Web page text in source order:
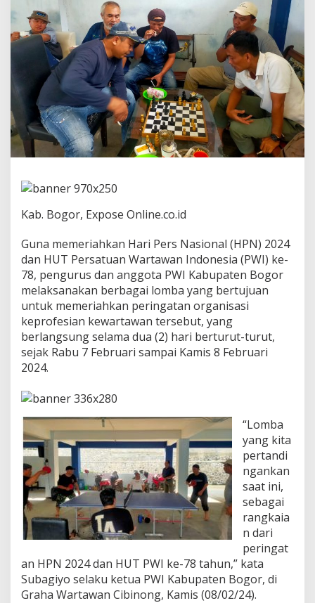
n
g
a
t
i
H
a
r
i
P
e
s
o
n
a
l
d
a
n
H
U
T
e
-
7
8
G
e
l
a
r
b
a
g
Kab. Bogor, Expose Online.co.id
Guna memeriahkan Hari Pers Nasional (HPN) 2024
dan HUT Persatuan Wartawan Indonesia (PWI) ke-
78, pengurus dan anggota PWI Kabupaten Bogor
melaksanakan berbagai lomba yang bertujuan
untuk memeriahkan peringatan organisasi
keprofesian kewartawan tersebut, yang
berlangsung selama dua (2) hari berturut-turut,
sejak Rabu 7 Februari sampai Kamis 8 Februari
2024.
“Lomba
yang kita
pertandi
ngankan
saat ini,
sebagai
rangkaia
n dari
peringat
an HPN 2024 dan HUT PWI ke-78 tahun,” kata
Subagiyo selaku ketua PWI Kabupaten Bogor, di
Graha Wartawan Cibinong, Kamis (08/02/24).